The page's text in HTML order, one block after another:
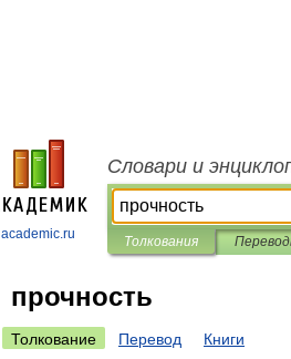
academic.ru
Словари и
Толкования
прочность
Толкование Перевод Книги